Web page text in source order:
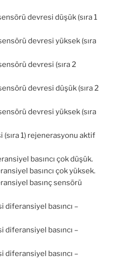
devresi düşük (sıra 1
devresi yüksek (sıra
devresi (sıra 2
devresi düşük (sıra 2
devresi yüksek (sıra
1) rejenerasyonu aktif
basıncı çok düşük.
basıncı çok yüksek.
basınç sensörü
basıncı –
basıncı –
basıncı –